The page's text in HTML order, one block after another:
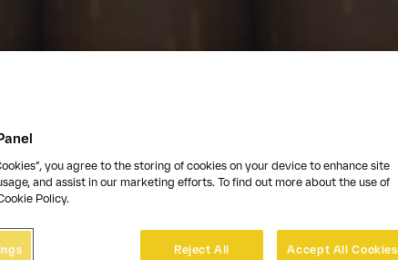
you agree to the storing of cookies on your device to enhance site
and assist in our marketing efforts. To find out more about the use of
Policy.
Reject All Accept All Cookies